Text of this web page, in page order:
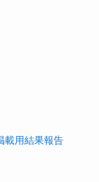
載用結果報告